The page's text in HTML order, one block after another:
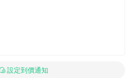
設定到價通知